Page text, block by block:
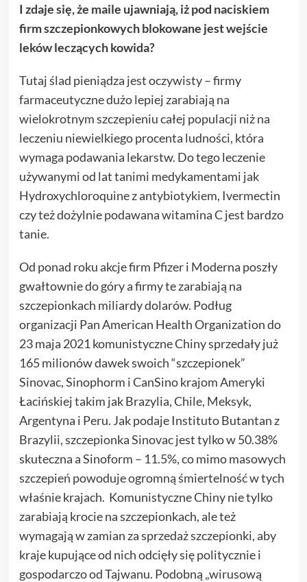
I zdaje się, że maile ujawniają, iż pod naciskiem
firm szczepionkowych blokowane jest wejście
leków leczących kowida?
Tutaj ślad pieniądza jest oczywisty – firmy
farmaceutyczne dużo lepiej zarabiają na
wielokrotnym szczepieniu całej populacji niż na
leczeniu niewielkiego procenta ludności, która
wymaga podawania lekarstw. Do tego leczenie
używanymi od lat tanimi medykamentami jak
Hydroxychloroquine z antybiotykiem, Ivermectin
czy też dożylnie podawana witamina C jest bardzo
tanie.
Od ponad roku akcje firm Pfizer i Moderna poszły
gwałtownie do góry a firmy te zarabiają na
szczepionkach miliardy dolarów. Podług
organizacji Pan American Health Organization do
23 maja 2021 komunistyczne Chiny sprzedały już
165 milionów dawek swoich “szczepionek”
Sinovac, Sinophorm i CanSino krajom Ameryki
Łacińskiej takim jak Brazylia, Chile, Meksyk,
Argentyna i Peru. Jak podaje Instituto Butantan z
Brazylii, szczepionka Sinovac jest tylko w 50.38%
skuteczna a Sinoform – 11.5%, co mimo masowych
szczepień powoduje ogromną śmiertelność w tych
właśnie krajach. Komunistyczne Chiny nie tylko
zarabiają krocie na szczepionkach, ale też
wymagają w zamian za sprzedaż szczepionki, aby
kraje kupujące od nich odcięły się politycznie i
gospodarczo od Tajwanu. Podobną „wirusową